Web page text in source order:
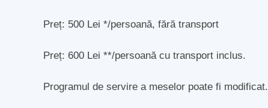
Preț: 500 Lei */persoană, fără transport
Preț: 600 Lei **/persoană cu transport inclus.
Programul de servire a meselor poate fi modificat.